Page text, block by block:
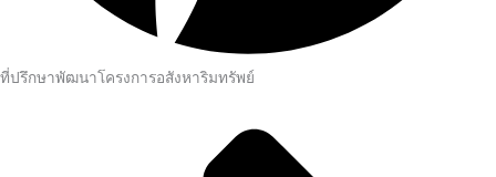
ที่ปรึกษาพัฒนาโครงการอสังหาริมทรัพย์